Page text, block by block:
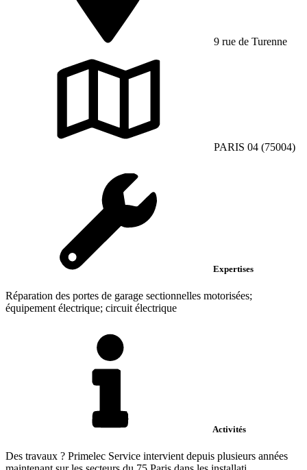
9 rue de Turenne
PARIS 04 (75004)
Expertises
Réparation des portes de garage sectionnelles motorisées;
équipement électrique; circuit électrique
Activités
Des travaux ? Primelec Service intervient depuis plusieurs années